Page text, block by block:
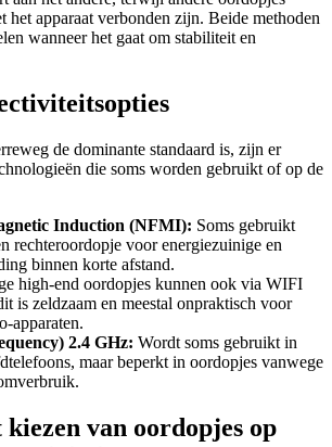
het apparaat verbonden zijn. Beide methoden
wanneer het gaat om stabiliteit en
de dominante standaard is, zijn er
die soms worden gebruikt of op de
Induction (NFMI): Soms gebruikt
rechteroordopje voor energiezuinige en
binnen korte afstand.
high-end oordopjes kunnen ook via WIFI
is zeldzaam en meestal onpraktisch voor
apparaten.
2.4 GHz: Wordt soms gebruikt in
maar beperkt in oordopjes vanwege
van oordopjes op